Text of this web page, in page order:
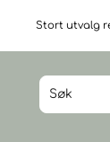
Hopp tilStort utvalg